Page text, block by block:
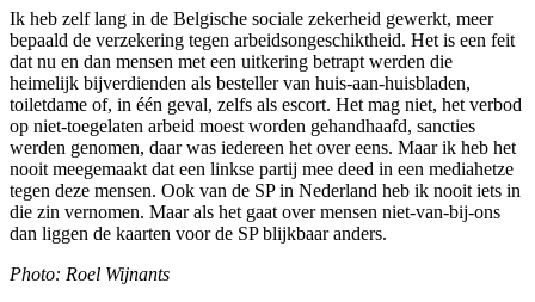
Ik heb zelf lang in de Belgische sociale zekerheid gewerkt, meer
bepaald de verzekering tegen arbeidsongeschiktheid. Het is een feit
dat nu en dan mensen met een uitkering betrapt werden die
heimelijk bijverdienden als besteller van huis-aan-huisbladen,
toiletdame of, in één geval, zelfs als escort. Het mag niet, het verbod
op niet-toegelaten arbeid moest worden gehandhaafd, sancties
werden genomen, daar was iedereen het over eens. Maar ik heb het
nooit meegemaakt dat een linkse partij mee deed in een mediahetze
tegen deze mensen. Ook van de SP in Nederland heb ik nooit iets in
die zin vernomen. Maar als het gaat over mensen niet-van-bij-ons
dan liggen de kaarten voor de SP blijkbaar anders.
Photo: Roel Wijnants